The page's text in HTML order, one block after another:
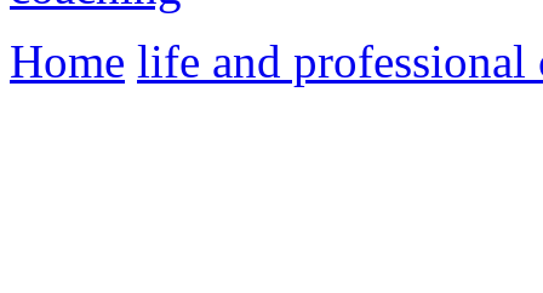
Home life and professional